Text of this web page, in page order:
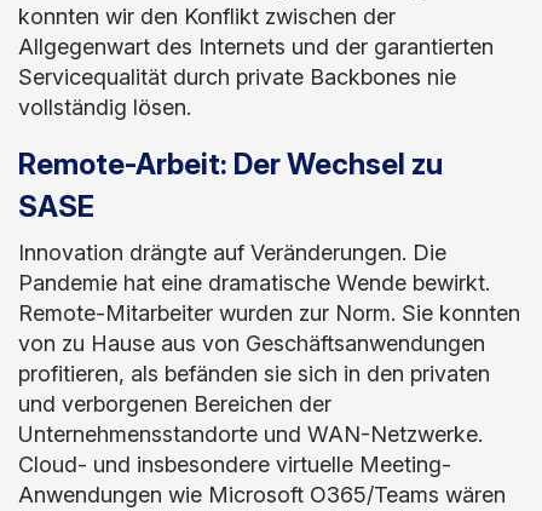
konnten wir den Konflikt zwischen der
Allgegenwart des Internets und der garantierten
Servicequalität durch private Backbones nie
vollständig lösen.
Remote-Arbeit: Der Wechsel zu
SASE
Innovation drängte auf Veränderungen. Die
Pandemie hat eine dramatische Wende bewirkt.
Remote-Mitarbeiter wurden zur Norm. Sie konnten
von zu Hause aus von Geschäftsanwendungen
profitieren, als befänden sie sich in den privaten
und verborgenen Bereichen der
Unternehmensstandorte und WAN-Netzwerke.
Cloud- und insbesondere virtuelle Meeting-
Anwendungen wie Microsoft O365/Teams wären